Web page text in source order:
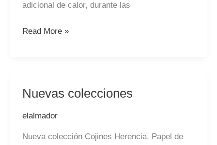
adicional de calor, durante las
Read More »
Nuevas colecciones
elalmador
Nueva colección Cojines Herencia, Papel de
Nuevas